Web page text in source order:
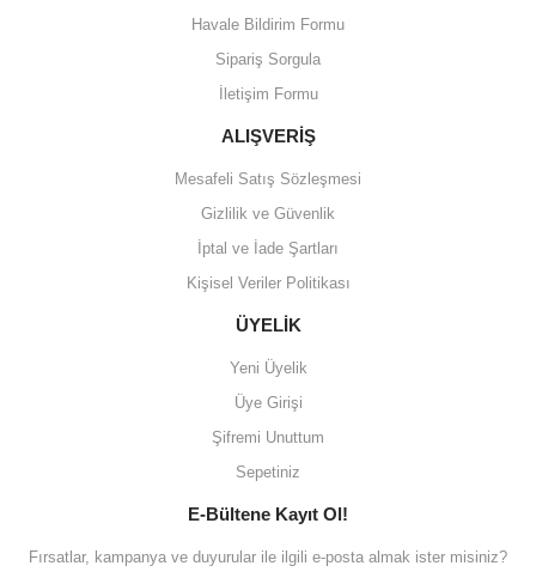
Havale Bildirim Formu
Sipariş Sorgula
İletişim Formu
ALIŞVERİŞ
Mesafeli Satış Sözleşmesi
Gizlilik ve Güvenlik
İptal ve İade Şartları
Kişisel Veriler Politikası
ÜYELİK
Yeni Üyelik
Üye Girişi
Şifremi Unuttum
Sepetiniz
E-Bültene Kayıt Ol!
Fırsatlar, kampanya ve duyurular ile ilgili e-posta almak ister misiniz?